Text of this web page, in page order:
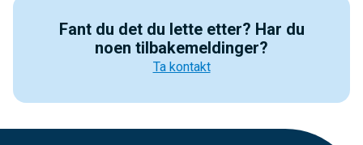
Fant du det du lette etter? Har du
noen tilbakemeldinger?
Ta kontakt